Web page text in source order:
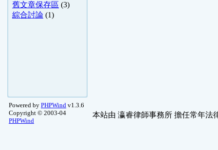
舊文章保存區 (3)
綜合討論 (1)
Powered by PHPWind v1.3.6
Copyright © 2003-04
PHPWind
本站由 瀛睿律師事務所 擔任常年法